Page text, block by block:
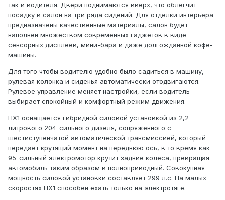
так и водителя. Двери поднимаются вверх, что облегчит
посадку в салон на три ряда сидений. Для отделки интерьера
предназначены качественные материалы, салон будет
наполнен множеством современных гаджетов в виде
сенсорных дисплеев, мини-бара и даже долгожданной кофе-
машины.
Для того чтобы водителю удобно было садиться в машину,
рулевая колонка и сиденья автоматически отодвигаются.
Рулевое управление меняет настройки, если водитель
выбирает спокойный и комфортный режим движения.
HX1 оснащается гибридной силовой установкой из 2,2-
литрового 204-сильного дизеля, сопряженного с
шестиступенчатой автоматической трансмиссией, который
передает крутящий момент на переднюю ось, в то время как
95-сильный электромотор крутит задние колеса, превращая
автомобиль таким образом в полноприводный. Совокупная
мощность силовой установки составляет 299 л.с. На малых
скоростях НХ1 способен ехать только на электротяге.